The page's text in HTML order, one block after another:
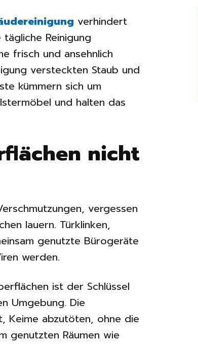
verhindert
Reinigung
frisch und ansehnlich
versteckten Staub und
kümmern sich um
und halten das
nicht
vergessen
lauern. Türklinken,
genutzte Bürogeräte
werden.
ist der Schlüssel
Umgebung. Die
Keime abzutöten, ohne die
genutzten Räumen wie